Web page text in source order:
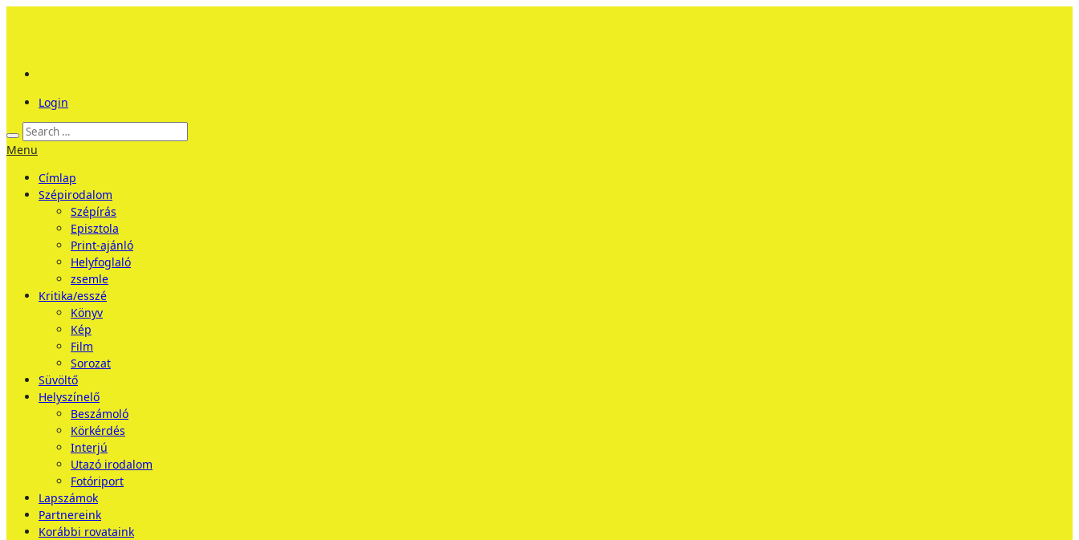
Login
Menu
Címlap
Szépirodalom
Szépírás
Episztola
Print-ajánló
Helyfoglaló
zsemle
Kritika/esszé
Könyv
Kép
Film
Sorozat
Süvöltő
Helyszínelő
Beszámoló
Körkérdés
Interjú
Utazó irodalom
Fotóriport
Lapszámok
Partnereink
Korábbi rovataink